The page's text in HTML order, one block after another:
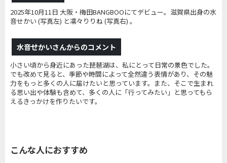
2025年10月11日 大阪・梅田BANGBOOにてデビュー。滋賀県出身の水
音せかい (写真左) と凛々りりね (写真右) 。
水音せかいさんからのコメント
小さい頃から身近にあった琵琶湖は、私にとって日常の景色でした。
でも改めて見ると、季節や時間によって全然違う表情があり、その魅
力をもっと多くの人に届けたいと思っています。また、そこで生まれ
る思い出や体験も含めて、多くの人に「行ってみたい」と思ってもら
えるきっかけを作りたいです。
こんな人におすすめ